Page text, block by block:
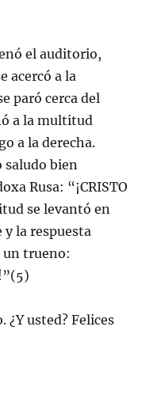
el auditorio,
acercó a la
paró cerca del
a la multitud
a la derecha.
bien
Rusa: “¡CRISTO
se levantó en
la respuesta
un trueno:
¿Y usted? Felices